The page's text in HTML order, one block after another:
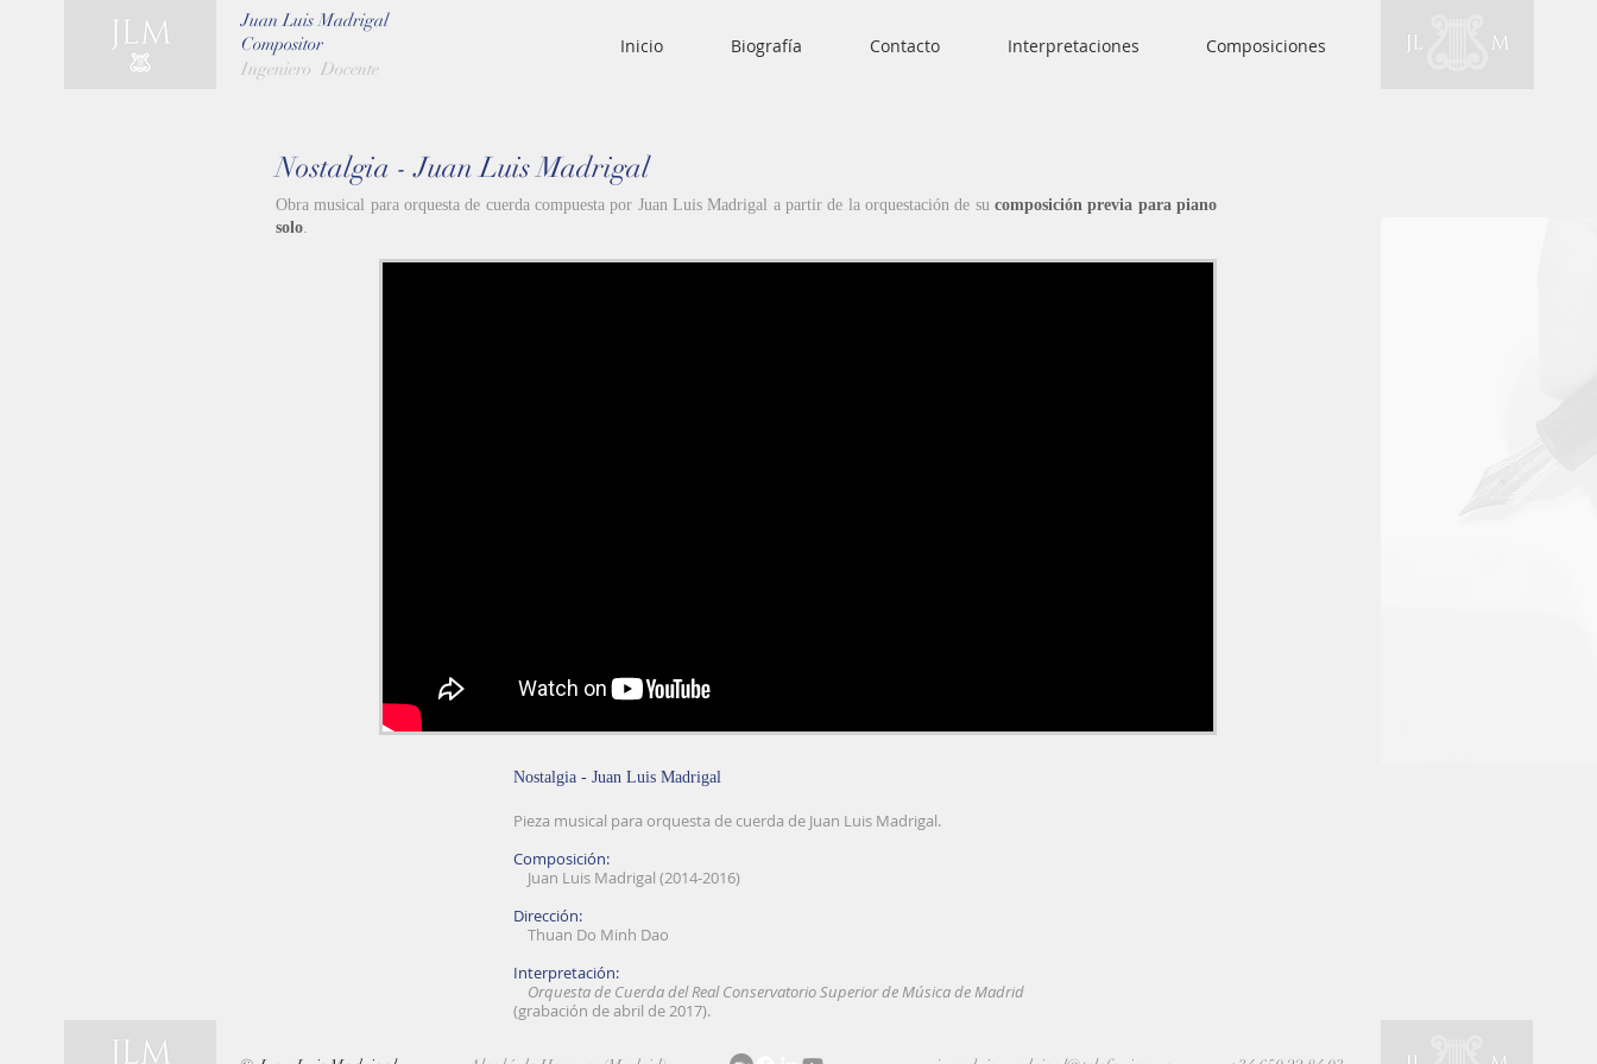
Juan Luis Madrigal
Compositor
Ingeniero Docente
Inicio Biografía Contacto Interpretaciones Composiciones
Nostalgia - Juan Luis Madrigal
Obra musical para orquesta de cuerda compuesta por Juan Luis Madrigal a partir de la orquestación de su composición previa para piano
solo.
Nostalgia - Juan Luis Madrigal
Pieza musical para orquesta de cuerda de Juan Luis Madrigal.
Composición:
Juan Luis Madrigal (2014-2016)
Dirección:
Thuan Do Minh Dao
Interpretación:
Orquesta de Cuerda del Real Conservatorio Superior de Música de Madrid
(grabación de abril de 2017).